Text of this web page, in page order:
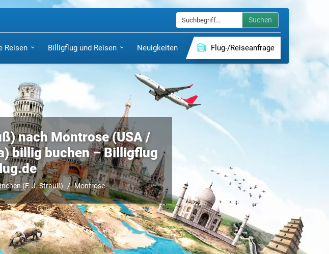
Suchen
Reisen Billigflug und Reisen Neuigkeiten Flug-/Reiseanfrage
nach Montrose (USA /
billig buchen – Billigflug
(F. J. Strauß) Montrose